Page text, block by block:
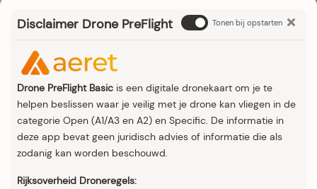
Disclaimer Drone PreFlight Tonen bij opstarten
Drone PreFlight Basic is een digitale dronekaart om je te
helpen beslissen waar je veilig met je drone kan vliegen in de
categorie Open (A1/A3 en A2) en Specific. De informatie in
deze app bevat geen juridisch advies of informatie die als
zodanig kan worden beschouwd.
Rijksoverheid Droneregels: